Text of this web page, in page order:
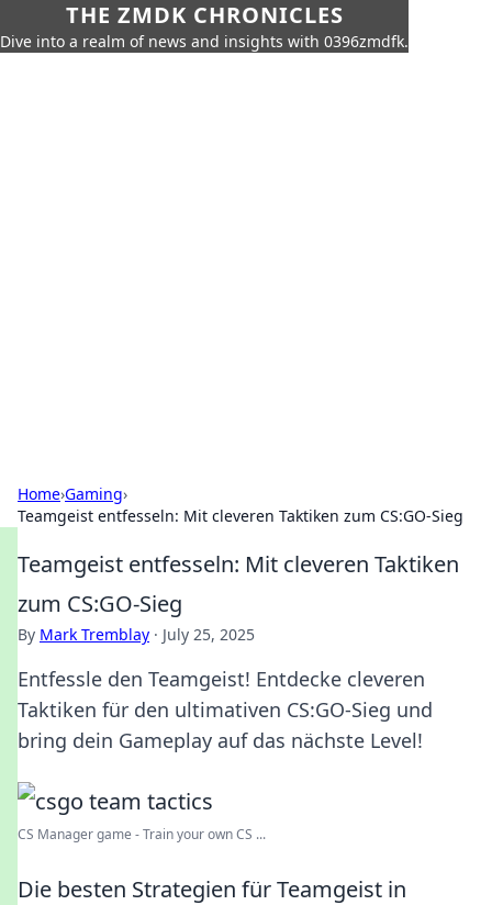
THE ZMDK CHRONICLES
Dive into a realm of news and insights with 0396zmdfk.
Home›Gaming›
Teamgeist entfesseln: Mit cleveren Taktiken zum CS:GO-Sieg
Teamgeist entfesseln: Mit cleveren Taktiken
zum CS:GO-Sieg
By Mark Tremblay · July 25, 2025
Entfessle den Teamgeist! Entdecke cleveren
Taktiken für den ultimativen CS:GO-Sieg und
bring dein Gameplay auf das nächste Level!
CS Manager game - Train your own CS ...
Die besten Strategien für Teamgeist in